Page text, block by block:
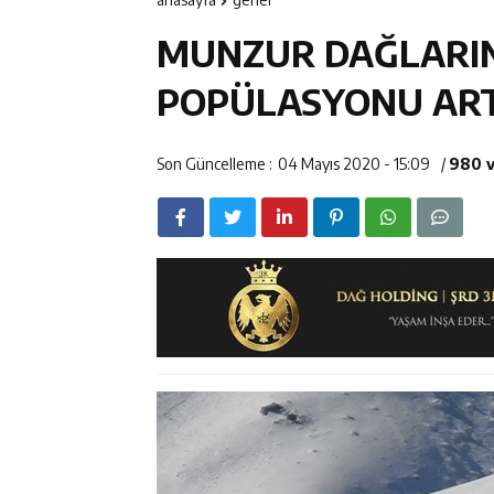
11:36 Kemah
11:35 Mercan’da
16:40 Mustafa
MUNZUR
POPÜLASYONU
Son Güncelleme : 04 Mayıs 2020 - 15:09 /980